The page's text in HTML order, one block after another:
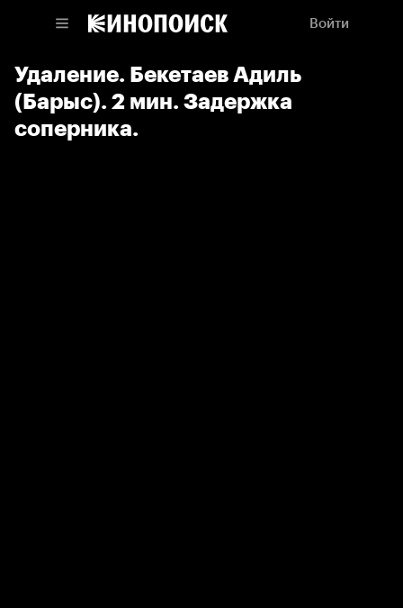
Войти
Удаление. Бекетаев Адиль
(Барыс). 2 мин. Задержка
соперника.